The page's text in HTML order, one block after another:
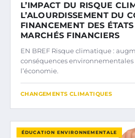
L’IMPACT DU RISQUE
L’ALOURDISSEMENT DU
FINANCEMENT DES
MARCHÉS FINANCIERS
EN BREF Risque climatique :
conséquences
l’économie.
CHANGEMENTS CLIMATIQUES
ÉDUCATION ENVIRONNEMENTALE